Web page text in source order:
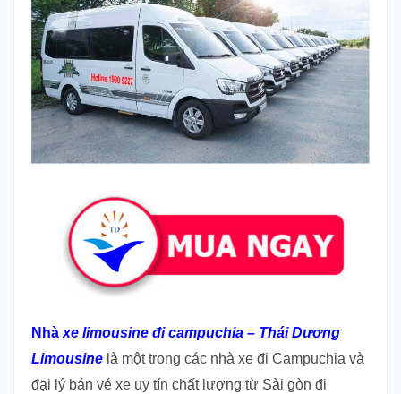
Nhà xe limousine đi campuchia – Thái Dương
Limousine là một trong các nhà xe đi Campuchia và
đại lý bán vé xe uy tín chất lượng từ Sài gòn đi